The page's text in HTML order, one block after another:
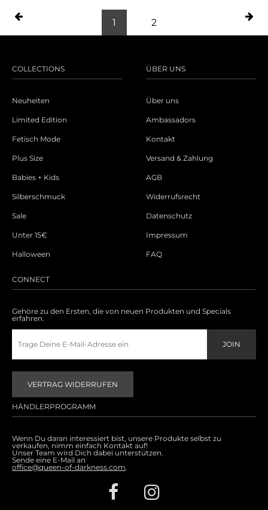
1 2
COLLECTIONS
Neuheiten
Limited Edition
Fetisch Mode
Plus Size
Babies + Kids
Silberschmuck
Sale
Unter 15€
Halloween
ÜBER UNS
Über uns
Ambassadors
Kontakt
Versand & Zahlung
AGB
Widerrufsrecht
Datenschutz
Impressum
FAQ
CONNECT
Gehöre zu den Ersten, die von neuen Produkten und Specials
erfahren.
VERTRAG WIDERRUFEN
HÄNDLERPROGRAMM
Wenn Du daran interessiert bist, unsere Produkte selbst zu
verkaufen, nimm einfach Kontakt auf!
Unser Team wird Dich dabei unterstützen.
Sende eine E-Mail an
office@queen-of-darkness.com.